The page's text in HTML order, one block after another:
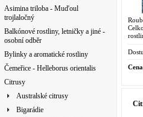
Asimina triloba - Muďoul
trojlaločný
Balkónové rostliny, letničky a jiné -
osobní odběr
Bylinky a aromatické rostliny
Čemeřice - Helleborus orientalis
Citrusy
Australské citrusy
Bigarádie